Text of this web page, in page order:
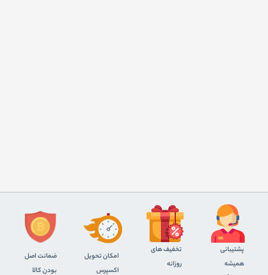
پشتیبانی
همیشه
تخفیف های
روزانه
اﻣﮑﺎن ﺗﺤﻮﯾﻞ
اﮐﺴﭙﺮس
ضمانت اصل
بودن کالا